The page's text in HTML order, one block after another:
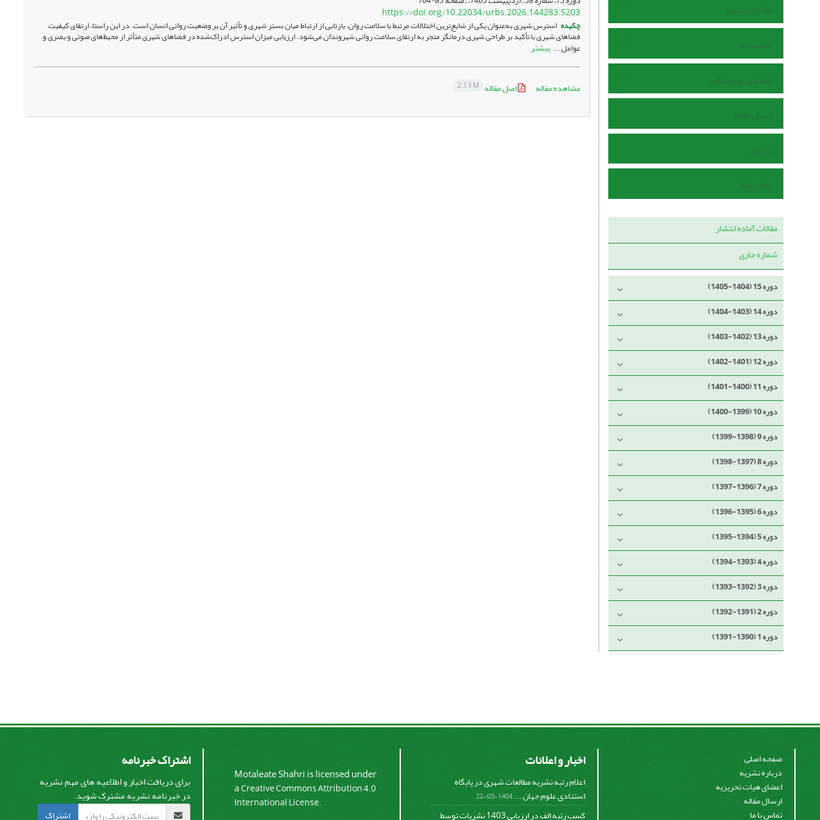
اطلاعات نشریه
سیاست ها
راهنمای نویسندگان
ارسال مقاله
داوران
تماس با ما
مقالات آماده انتشار
شماره جاری
دوره 15 (1404-1405)
دوره 14 (1403-1404)
دوره 13 (1402-1403)
دوره 12 (1401-1402)
دوره 11 (1400-1401)
دوره 10 (1399-1400)
دوره 9 (1398-1399)
دوره 8 (1397-1398)
دوره 7 (1396-1397)
دوره 6 (1395-1396)
دوره 5 (1394-1395)
دوره 4 (1393-1394)
دوره 3 (1392-1393)
دوره 2 (1391-1392)
دوره 1 (1390-1391)
https://doi.org/10.22034/urbs.2026.144283.5203
چکیده استرس شهری به‌عنوان یکی از شایع‌ترین اختلالات مرتبط با سلامت روان، بازتابی از ارتباط میان بستر شهری و تأثیر آن بر وضعیت روانی انسان است. در این راستا، ارتقای کیفیت
فضاهای شهری با تأکید بر طراحی شهری درمانگر منجر به ارتقای سلامت روانی شهروندان می‌شود. ارزیابی میزان استرس ادراک‌شده در فضاهای شهری متأثر از محیط‌های صوتی و بصری و
عوامل ...بیشتر
مشاهده مقاله اصل مقاله 2.13 M
صفحه اصلی
درباره نشریه
اعضای هیات تحریریه
ارسال مقاله
تماس با ما
اخبار و اعلانات
اعلام رتبه نشریه مطالعات شهری در پایگاه
استنادی علوم جهان ... 1404-03-22
کسب رتبه الف در ارزیابی 1403 نشریات توسط
Motaleate Shahri is licensed under
aCreative Commons Attribution 4.0
International License.
اشتراک خبرنامه
برای دریافت اخبار و اطلاعیه های مهم نشریه
در خبرنامه نشریه مشترک شوید.
اشتراک